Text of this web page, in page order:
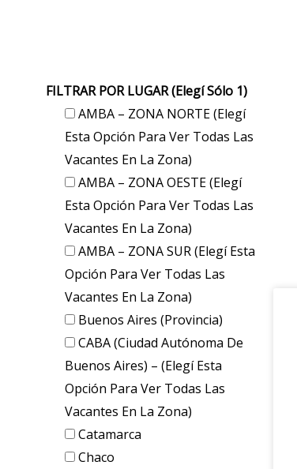
FILTRAR POR LUGAR (elegí Sólo 1)
AMBA – ZONA NORTE (elegí
Esta Opción Para Ver Todas Las
Vacantes En La Zona)
AMBA – ZONA OESTE (elegí
Esta Opción Para Ver Todas Las
Vacantes En La Zona)
AMBA – ZONA SUR (elegí Esta
Opción Para Ver Todas Las
Vacantes En La Zona)
Buenos Aires (provincia)
CABA (Ciudad Autónoma De
Buenos Aires) – (elegí Esta
Opción Para Ver Todas Las
Vacantes En La Zona)
Catamarca
Chaco